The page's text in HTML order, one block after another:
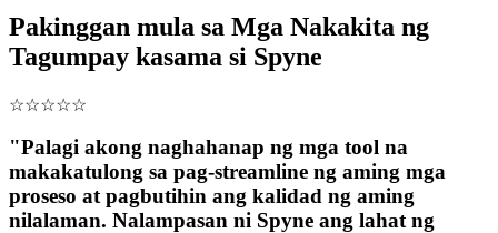
Pakinggan mula sa Mga Nakakita ng
Tagumpay kasama si Spyne
☆☆☆☆☆
"Palagi akong naghahanap ng mga tool na
makakatulong sa pag-streamline ng aming mga
proseso at pagbutihin ang kalidad ng aming
nilalaman. Nalampasan ni Spyne ang lahat ng